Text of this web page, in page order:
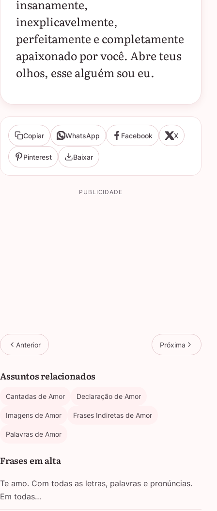
insanamente,
inexplicavelmente,
perfeitamente e completamente
apaixonado por você. Abre teus
olhos, esse alguém sou eu.
Copiar WhatsApp Facebook X
Pinterest Baixar
PUBLICIDADE
Anterior Próxima
Assuntos relacionados
Cantadas de Amor Declaração de Amor
Imagens de Amor Frases Indiretas de Amor
Palavras de Amor
Frases em alta
Te amo. Com todas as letras, palavras e pronúncias.
Em todas…